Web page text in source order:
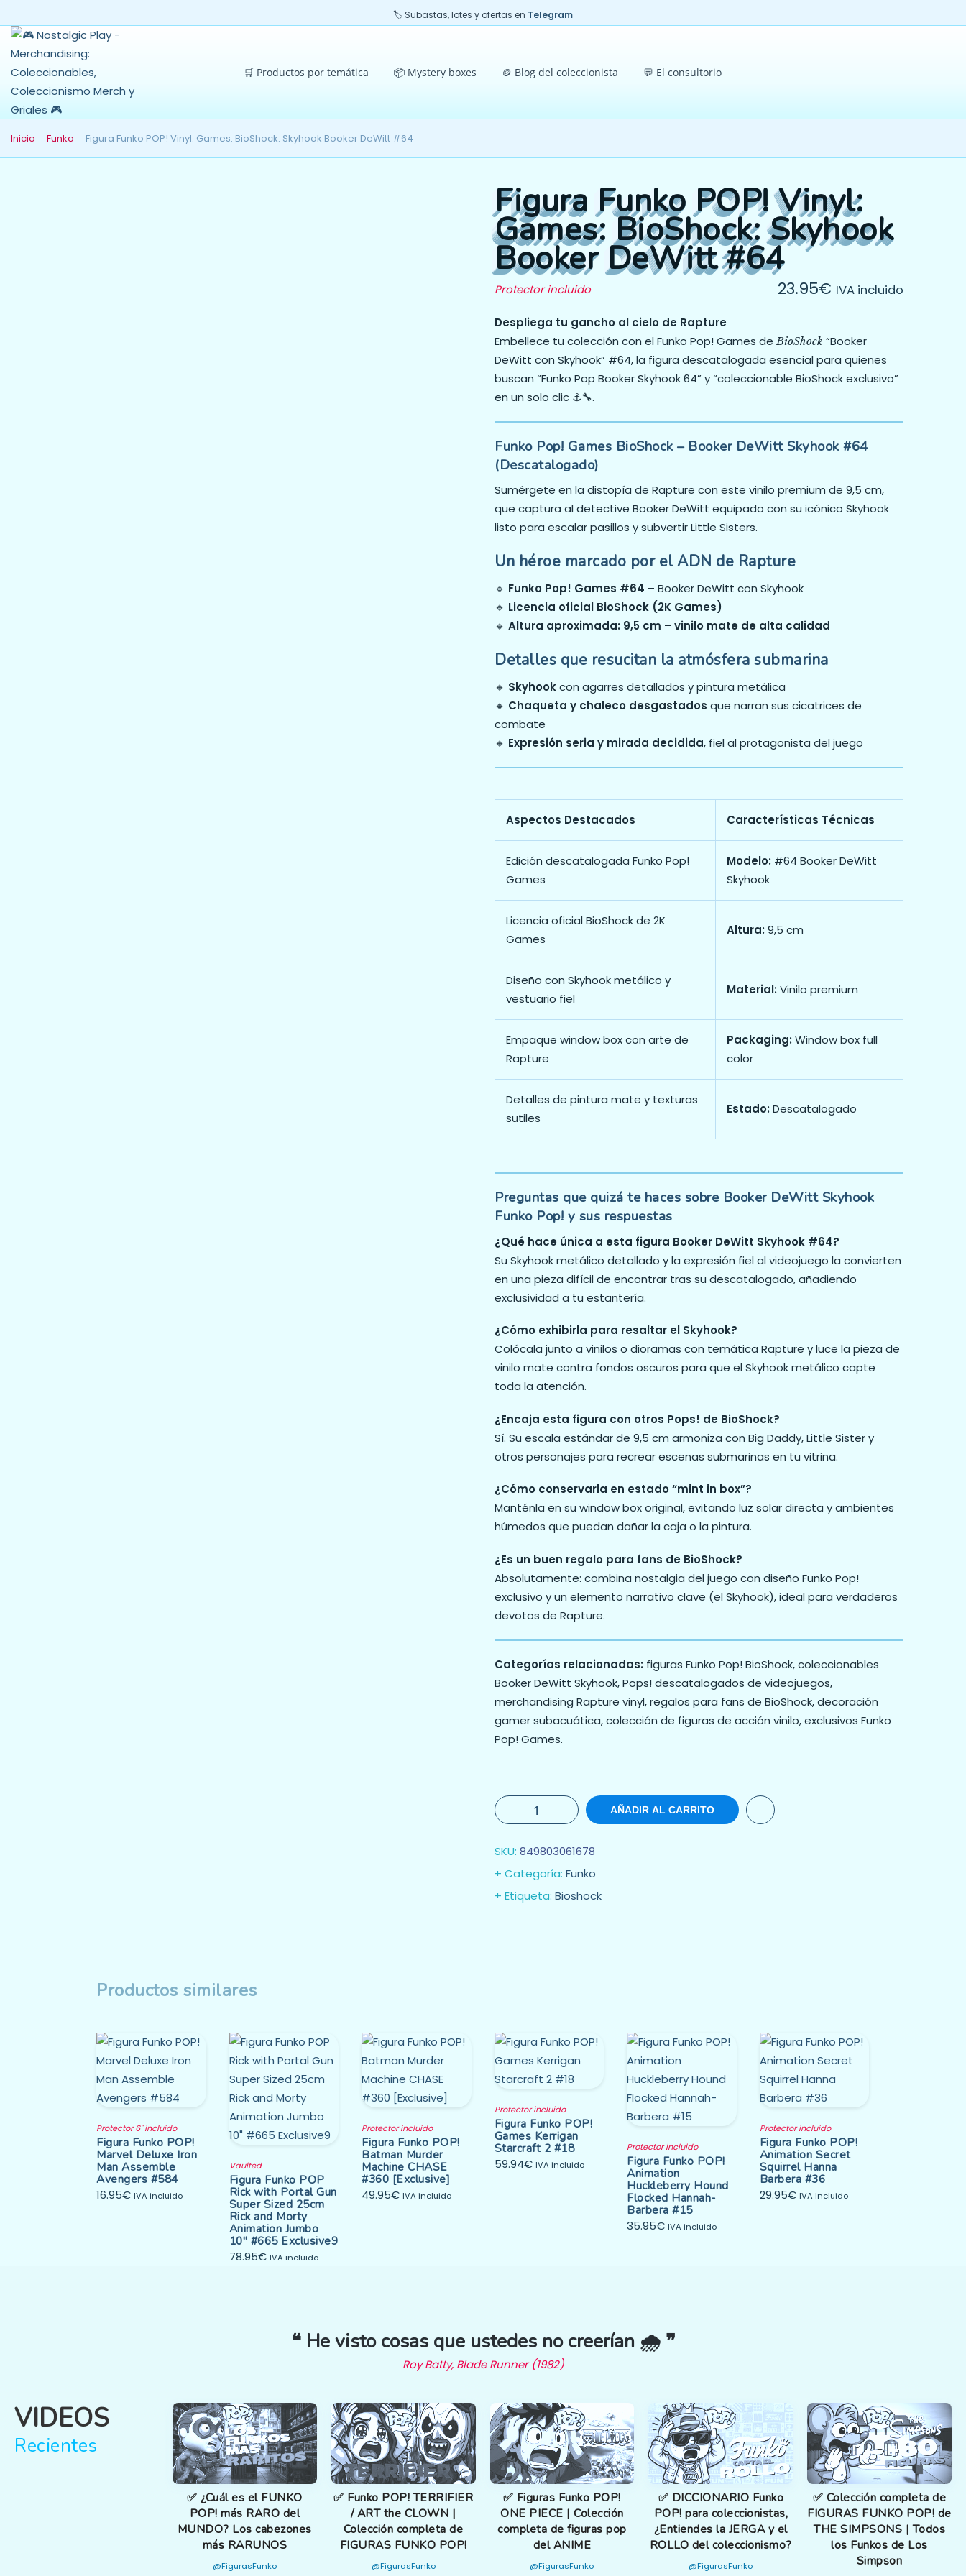
🏷️ Subastas, lotes y ofertas en Telegram
🛒 Productos por temática 📦 Mystery boxes 🪙 Blog del coleccionista 💬 El consultorio
Inicio Funko Figura Funko POP! Vinyl: Games: BioShock: Skyhook Booker DeWitt #64
Figura Funko POP! Vinyl:
Games: BioShock: Skyhook
Booker DeWitt #64
Protector incluido 23.95€ IVA incluido
Despliega tu gancho al cielo de Rapture
Embellece tu colección con el Funko Pop! Games deBioShock “Booker
DeWitt con Skyhook” #64, la figura descatalogada esencial para quienes
buscan “Funko Pop Booker Skyhook 64” y “coleccionable BioShock exclusivo”
en un solo clic ⚓🔧.
Funko Pop! Games BioShock – Booker DeWitt Skyhook #64
(Descatalogado)
Sumérgete en la distopía de Rapture con este vinilo premium de 9,5 cm,
que captura al detective Booker DeWitt equipado con su icónico Skyhook
listo para escalar pasillos y subvertir Little Sisters.
Un héroe marcado por el ADN de Rapture
🔹 Funko Pop! Games #64 – Booker DeWitt con Skyhook
🔹 Licencia oficial BioShock (2K Games)
🔹 Altura aproximada: 9,5 cm – vinilo mate de alta calidad
Detalles que resucitan la atmósfera submarina
🔸 Skyhookcon agarres detallados y pintura metálica
🔸 Chaqueta y chaleco desgastados que narran sus cicatrices de
combate
🔸 Expresión seria y mirada decidida, fiel al protagonista del juego
Aspectos Destacados Características Técnicas
Edición descatalogada Funko Pop!
Games
Modelo: #64 Booker DeWitt
Skyhook
Licencia oficial BioShock de 2K
Games
Altura: 9,5 cm
Diseño con Skyhook metálico y
vestuario fiel
Material: Vinilo premium
Empaque window box con arte de
Rapture
Packaging: Window box full
color
Detalles de pintura mate y texturas
sutiles
Estado: Descatalogado
Preguntas que quizá te haces sobre Booker DeWitt Skyhook
Funko Pop! y sus respuestas
¿Qué hace única a esta figura Booker DeWitt Skyhook #64?
Su Skyhook metálico detallado y la expresión fiel al videojuego la convierten
en una pieza difícil de encontrar tras su descatalogado, añadiendo
exclusividad a tu estantería.
¿Cómo exhibirla para resaltar el Skyhook?
Colócala junto a vinilos o dioramas con temática Rapture y luce la pieza de
vinilo mate contra fondos oscuros para que el Skyhook metálico capte
toda la atención.
¿Encaja esta figura con otros Pops! de BioShock?
Sí. Su escala estándar de 9,5 cm armoniza con Big Daddy, Little Sister y
otros personajes para recrear escenas submarinas en tu vitrina.
¿Cómo conservarla en estado “mint in box”?
Manténla en su window box original, evitando luz solar directa y ambientes
húmedos que puedan dañar la caja o la pintura.
¿Es un buen regalo para fans de BioShock?
Absolutamente: combina nostalgia del juego con diseño Funko Pop!
exclusivo y un elemento narrativo clave (el Skyhook), ideal para verdaderos
devotos de Rapture.
Categorías relacionadas: figuras Funko Pop! BioShock, coleccionables
Booker DeWitt Skyhook, Pops! descatalogados de videojuegos,
merchandising Rapture vinyl, regalos para fans de BioShock, decoración
gamer subacuática, colección de figuras de acción vinilo, exclusivos Funko
Pop! Games.
AÑADIR AL CARRITO
SKU: 849803061678
Categoría: Funko
Etiqueta: Bioshock
Productos similares
Protector 6" incluido
Figura Funko POP!
Marvel Deluxe Iron
Man Assemble
Avengers #584
16.95€ IVA incluido
Vaulted
Figura Funko POP
Rick with Portal Gun
Super Sized 25cm
Rick and Morty
Animation Jumbo
10″ #665 Exclusive9
78.95€ IVA incluido
Protector incluido
Figura Funko POP!
Batman Murder
Machine CHASE
#360 [Exclusive]
49.95€ IVA incluido
Protector incluido
Figura Funko POP!
Games Kerrigan
Starcraft 2 #18
59.94€ IVA incluido
Protector incluido
Figura Funko POP!
Animation
Huckleberry Hound
Flocked Hannah-
Barbera #15
35.95€ IVA incluido
Protector incluido
Figura Funko POP!
Animation Secret
Squirrel Hanna
Barbera #36
29.95€ IVA incluido
❝ He visto cosas que ustedes no creerían 🌧️ ❞
Roy Batty, Blade Runner (1982)
VIDEOS
Recientes
✅ ¿Cuál es el FUNKO
POP! más RARO del
MUNDO? Los cabezones
más RARUNOS
@FigurasFunko
✅ Funko POP! TERRIFIER
/ ART the CLOWN |
Colección completa de
FIGURAS FUNKO POP!
@FigurasFunko
✅ Figuras Funko POP!
ONE PIECE | Colección
completa de figuras pop
del ANIME
@FigurasFunko
✅ DICCIONARIO Funko
POP! para coleccionistas,
¿Entiendes la JERGA y el
ROLLO del coleccionismo?
@FigurasFunko
✅ Colección completa de
FIGURAS FUNKO POP! de
THE SIMPSONS | Todos
los Funkos de Los
Simpson